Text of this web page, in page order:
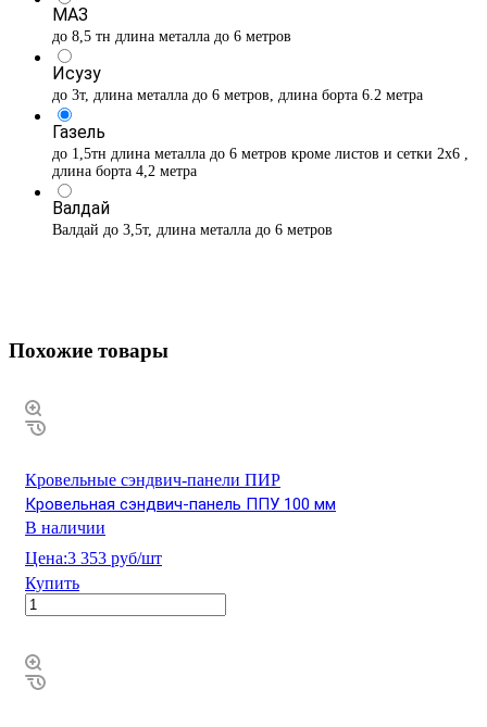
МАЗ
до 8,5 тн длина металла до 6 метров
Исузу
до 3т, длина металла до 6 метров, длина борта 6.2 метра
Газель
до 1,5тн длина металла до 6 метров кроме листов и сетки 2х6 ,
длина борта 4,2 метра
Валдай
Валдай до 3,5т, длина металла до 6 метров
Похожие товары
Кровельные сэндвич-панели ПИР
Кровельная сэндвич-панель ППУ 100 мм
В наличии
Цена:3 353 руб/шт
Купить